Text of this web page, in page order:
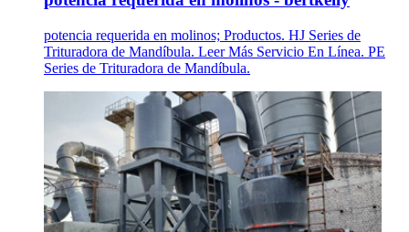
potencia requerida en molinos; Productos. HJ Series de
Trituradora de Mandíbula. Leer Más Servicio En Línea. PE
Series de Trituradora de Mandíbula.